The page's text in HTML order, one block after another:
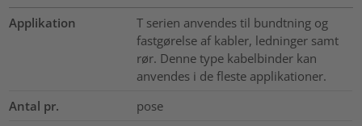
Applikation
T serien anvendes til bundtning og
fastgørelse af kabler, ledninger samt
rør. Denne type kabelbinder kan
anvendes i de fleste applikationer.
Antal pr.
pose